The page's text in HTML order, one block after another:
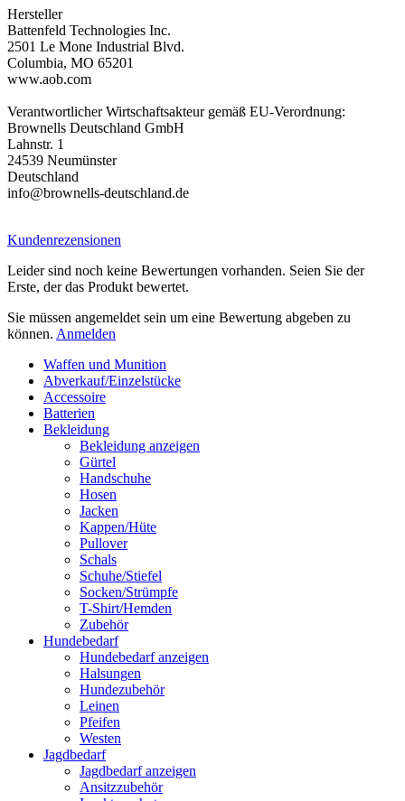
Hersteller
Battenfeld Technologies Inc.
2501 Le Mone Industrial Blvd.
Columbia, MO 65201
www.aob.com
Verantwortlicher Wirtschaftsakteur gemäß EU-Verordnung:
Brownells Deutschland GmbH
Lahnstr. 1
24539 Neumünster
Deutschland
info@brownells-deutschland.de
Kundenrezensionen
Leider sind noch keine Bewertungen vorhanden. Seien Sie der
Erste, der das Produkt bewertet.
Sie müssen angemeldet sein um eine Bewertung abgeben zu
können. Anmelden
Waffen und Munition
Abverkauf/Einzelstücke
Accessoire
Batterien
Bekleidung
Bekleidung anzeigen
Gürtel
Handschuhe
Hosen
Jacken
Kappen/Hüte
Pullover
Schals
Schuhe/Stiefel
Socken/Strümpfe
T-Shirt/Hemden
Zubehör
Hundebedarf
Hundebedarf anzeigen
Halsungen
Hundezubehör
Leinen
Pfeifen
Westen
Jagdbedarf
Jagdbedarf anzeigen
Ansitzzubehör